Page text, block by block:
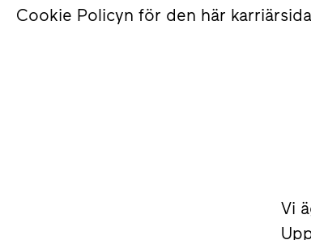
Cookie Policyn för den här
Vi